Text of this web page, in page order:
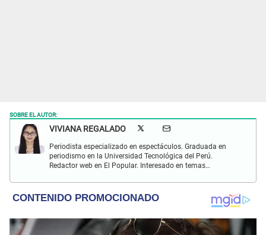
SOBRE EL AUTOR:
VIVIANA REGALADO
Periodista especializado en espectáculos. Graduada en
periodismo en la Universidad Tecnológica del Perú.
Redactor web en El Popular. Interesado en temas
y crónicas.